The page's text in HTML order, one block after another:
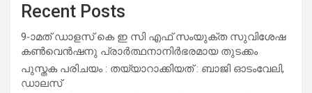
Recent Posts
9-ാമത് ഡാളസ് കെ ഇ സി എഫ് സംയുക്ത സുവിശേഷ
കൺവെൻഷനു പ്രാർത്ഥനാനിർഭരമായ തുടക്കം
പുസ്തക പരിചയം : തയ്യാറാക്കിയത് : ബാജി ഓടംവേലി,
ഡാലസ്